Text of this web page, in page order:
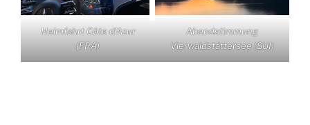
Heimfahrt Côte d’Azur
(FRA)
Abendstimmung
Vierwaldstättersee (SUI)